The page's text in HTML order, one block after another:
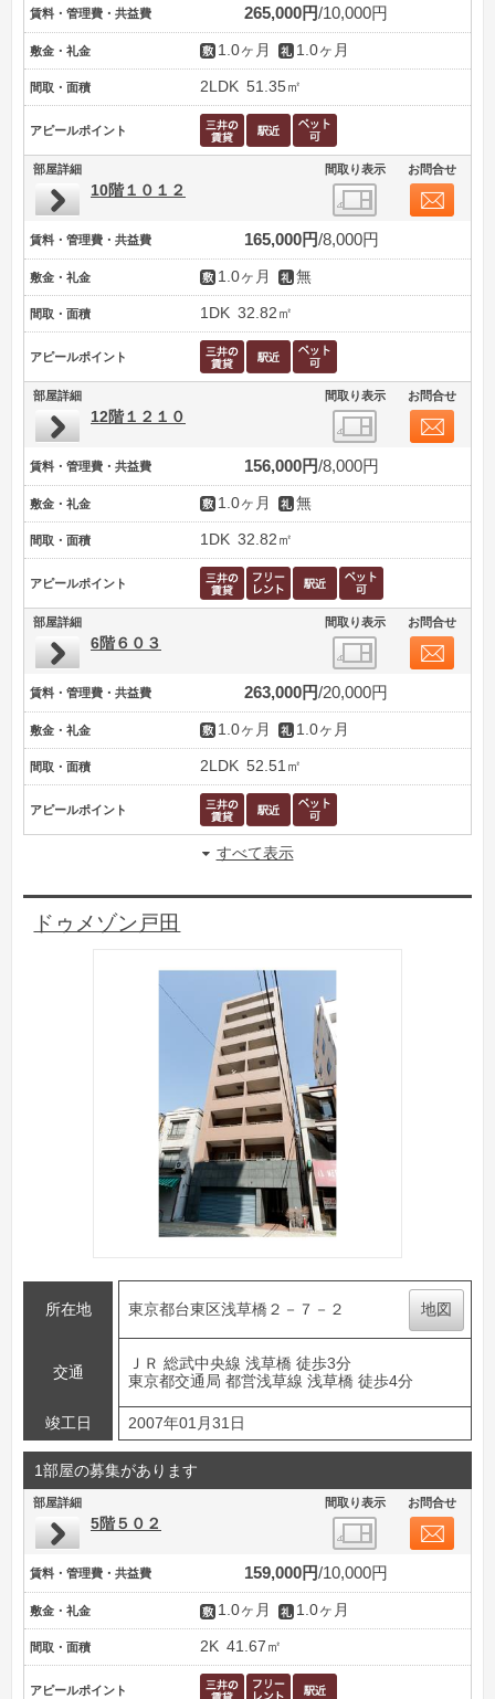
賃料・管理費・共益費 265,000円 10,000円
敷金・礼金 1.0ヶ月 1.0ヶ月
間取・面積 2LDK 51.35㎡
アピールポイント
部屋詳細 間取り表示 お問合せ
10階１０１２
賃料・管理費・共益費 165,000円 8,000円
敷金・礼金 1.0ヶ月 無
間取・面積 1DK 32.82㎡
アピールポイント
部屋詳細 間取り表示 お問合せ
12階１２１０
賃料・管理費・共益費 156,000円 8,000円
敷金・礼金 1.0ヶ月 無
間取・面積 1DK 32.82㎡
アピールポイント
部屋詳細 間取り表示 お問合せ
6階６０３
賃料・管理費・共益費 263,000円 20,000円
敷金・礼金 1.0ヶ月 1.0ヶ月
間取・面積 2LDK 52.51㎡
アピールポイント
すべて表示
ドゥメゾン戸田
所在地 東京都台東区浅草橋２－７－２ 地図
交通
ＪＲ 総武中央線 浅草橋 徒歩3分
東京都交通局 都営浅草線 浅草橋 徒歩4分
竣工日 2007年01月31日
1部屋の募集があります
部屋詳細 間取り表示 お問合せ
5階５０２
賃料・管理費・共益費 159,000円 10,000円
敷金・礼金 1.0ヶ月 1.0ヶ月
間取・面積 2K 41.67㎡
アピールポイント